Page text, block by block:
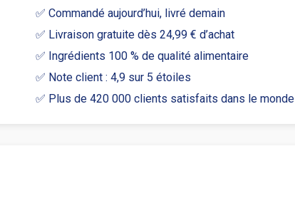
✅ Commandé aujourd’hui, livré demain
✅ Livraison gratuite dès 24,99 € d’achat
✅ Ingrédients 100 % de qualité alimentaire
✅ Note client : 4,9 sur 5 étoiles
✅ Plus de 420 000 clients satisfaits dans le monde